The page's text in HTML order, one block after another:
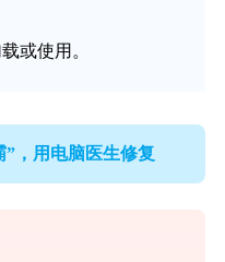
或使用。
，用电脑医生修复